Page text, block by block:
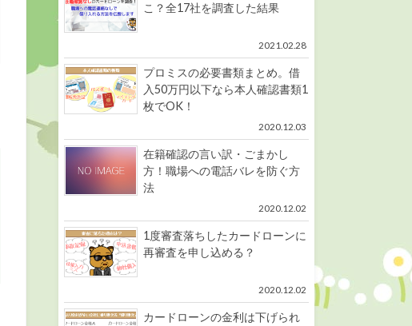
こ？全17社を調査した結果
2021.02.28
プロミスの必要書類まとめ。借
入50万円以下なら本人確認書類1
枚でOK！
2020.12.03
在籍確認の言い訳・ごまかし
方！職場への電話バレを防ぐ方
法
2020.12.02
1度審査落ちしたカードローンに
再審査を申し込める？
2020.12.02
カードローンの金利は下げられ